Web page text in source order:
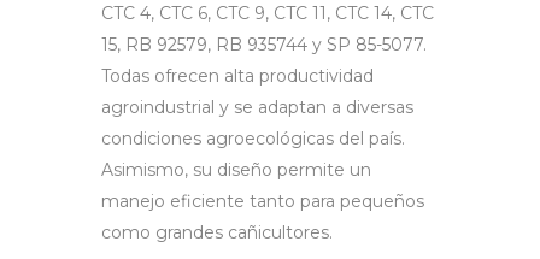
CTC 4, CTC 6, CTC 9, CTC 11, CTC 14, CTC
15, RB 92579, RB 935744 y SP 85-5077.
Todas ofrecen alta productividad
agroindustrial y se adaptan a diversas
condiciones agroecológicas del país.
Asimismo, su diseño permite un
manejo eficiente tanto para pequeños
como grandes cañicultores.